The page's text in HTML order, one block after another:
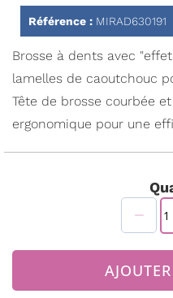
Référence : MIRAD630191
Brosse à dents avec
lamelles de caoutchouc
Tête de brosse courbée
ergonomique pour une